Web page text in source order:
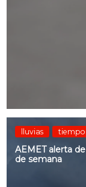
lluvias tiempo
AEMET alerta
de semana